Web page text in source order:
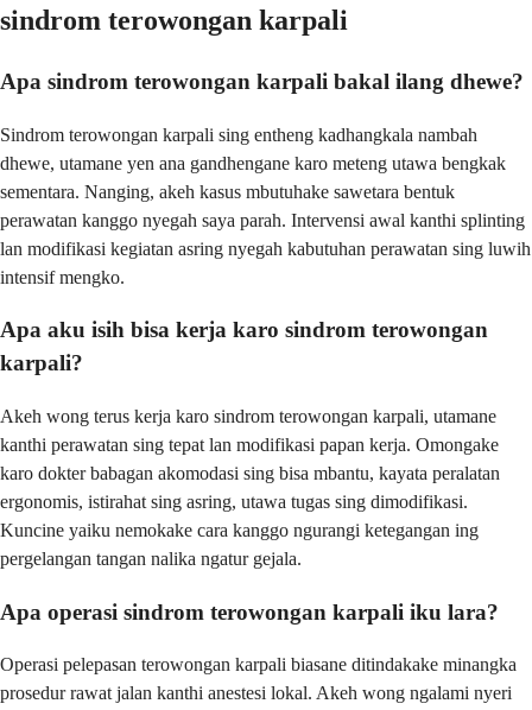
sindrom terowongan karpali
Apa sindrom terowongan karpali bakal ilang dhewe?
Sindrom terowongan karpali sing entheng kadhangkala nambah
dhewe, utamane yen ana gandhengane karo meteng utawa bengkak
sementara. Nanging, akeh kasus mbutuhake sawetara bentuk
perawatan kanggo nyegah saya parah. Intervensi awal kanthi splinting
lan modifikasi kegiatan asring nyegah kabutuhan perawatan sing luwih
intensif mengko.
Apa aku isih bisa kerja karo sindrom terowongan
karpali?
Akeh wong terus kerja karo sindrom terowongan karpali, utamane
kanthi perawatan sing tepat lan modifikasi papan kerja. Omongake
karo dokter babagan akomodasi sing bisa mbantu, kayata peralatan
ergonomis, istirahat sing asring, utawa tugas sing dimodifikasi.
Kuncine yaiku nemokake cara kanggo ngurangi ketegangan ing
pergelangan tangan nalika ngatur gejala.
Apa operasi sindrom terowongan karpali iku lara?
Operasi pelepasan terowongan karpali biasane ditindakake minangka
prosedur rawat jalan kanthi anestesi lokal. Akeh wong ngalami nyeri